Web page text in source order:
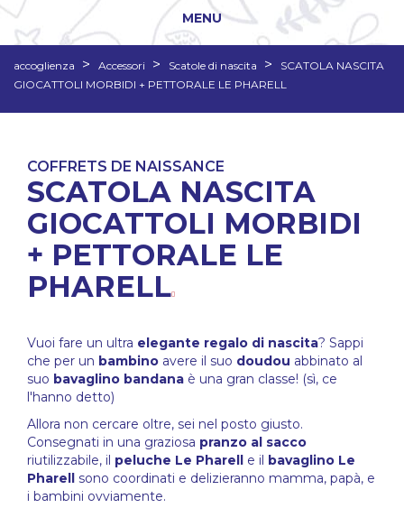
MENU
accoglienza Accessori Scatole di nascita
SCATOLA NASCITA
GIOCATTOLI MORBIDI + PETTORALE LE PHARELL
COFFRETS DE NAISSANCE
SCATOLA NASCITA
GIOCATTOLI MORBIDI
+ PETTORALE LE
PHARELL
Vuoi fare un ultra elegante regalo di nascita? Sappi
che per un bambino avere il suo doudou abbinato al
suo bavaglino bandana è una gran classe! (sì, ce
l'hanno detto)
Allora non cercare oltre, sei nel posto giusto.
Consegnati in una graziosa pranzo al sacco
riutilizzabile, il peluche Le Pharell e il
bavaglino Le
Pharell
sono coordinati e delizieranno mamma, papà, e
i bambini ovviamente.